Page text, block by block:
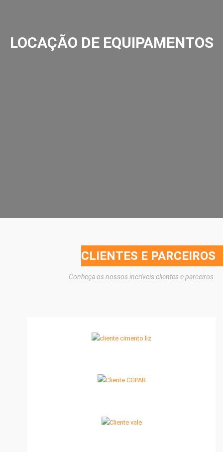
LOCAÇÃO DE EQUIPAMENTOS
CLIENTES E PARCEIROS
Conheça os nossos incríveis clientes e parceiros.